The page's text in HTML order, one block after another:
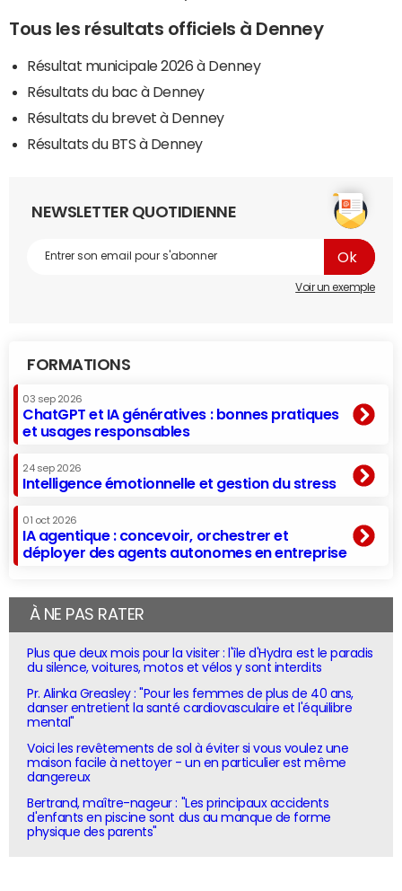
Tous les résultats officiels à Denney
Résultat municipale 2026 à Denney
Résultats du bac à Denney
Résultats du brevet à Denney
Résultats du BTS à Denney
NEWSLETTER QUOTIDIENNE
Voir un exemple
FORMATIONS
03 sep 2026
ChatGPT et IA génératives : bonnes pratiques
et usages responsables
24 sep 2026
Intelligence émotionnelle et gestion du stress
01 oct 2026
IA agentique : concevoir, orchestrer et
déployer des agents autonomes en entreprise
À NE PAS RATER
Plus que deux mois pour la visiter : l'île d'Hydra est le paradis
du silence, voitures, motos et vélos y sont interdits
Pr. Alinka Greasley : "Pour les femmes de plus de 40 ans,
danser entretient la santé cardiovasculaire et l'équilibre
mental"
Voici les revêtements de sol à éviter si vous voulez une
maison facile à nettoyer - un en particulier est même
dangereux
Bertrand, maître-nageur : "Les principaux accidents
d'enfants en piscine sont dus au manque de forme
physique des parents"